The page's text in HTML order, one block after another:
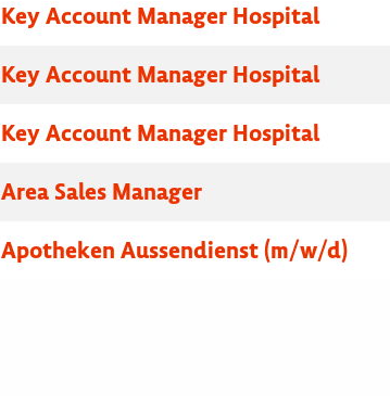
Key Account Manager Hospital
Key Account Manager Hospital
Key Account Manager Hospital
Area Sales Manager
Apotheken Aussendienst (m/w/d)